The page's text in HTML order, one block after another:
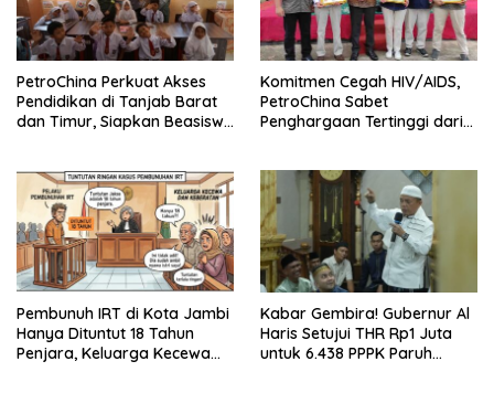
PetroChina Perkuat Akses
Pendidikan di Tanjab Barat
dan Timur, Siapkan Beasiswa
Komitmen Cegah HIV/AIDS,
PetroChina Sabet
Penghargaan Tertinggi dari
Pembunuh IRT di Kota Jambi
Hanya Dituntut 18 Tahun
Penjara, Keluarga Kecewa
Kabar Gembira! Gubernur Al
Haris Setujui THR Rp1 Juta
untuk 6.438 PPPK Paruh